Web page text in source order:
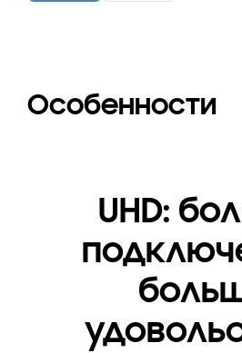
Особенности
UHD: